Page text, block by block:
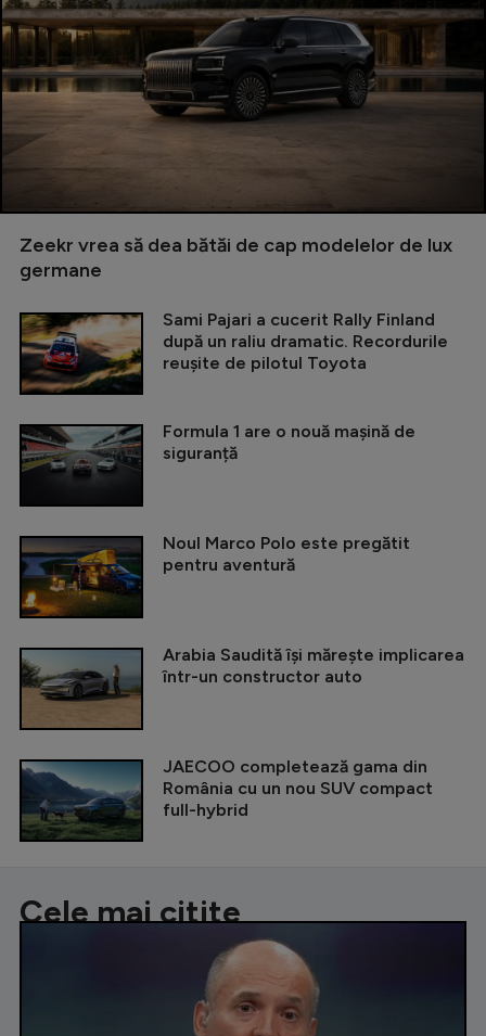
Zeekr vrea să dea bătăi de cap modelelor de lux
germane
Sami Pajari a cucerit Rally Finland
după un raliu dramatic. Recordurile
reușite de pilotul Toyota
Formula 1 are o nouă mașină de
siguranță
Noul Marco Polo este pregătit
pentru aventură
Arabia Saudită își mărește implicarea
într-un constructor auto
JAECOO completează gama din
România cu un nou SUV compact
full-hybrid
Cele mai citite